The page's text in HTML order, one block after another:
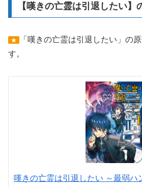
【嘆きの亡霊は引退したい】
★
「嘆きの亡霊は引退したい」の
す。
嘆きの亡霊は引退したい ～最弱ハ